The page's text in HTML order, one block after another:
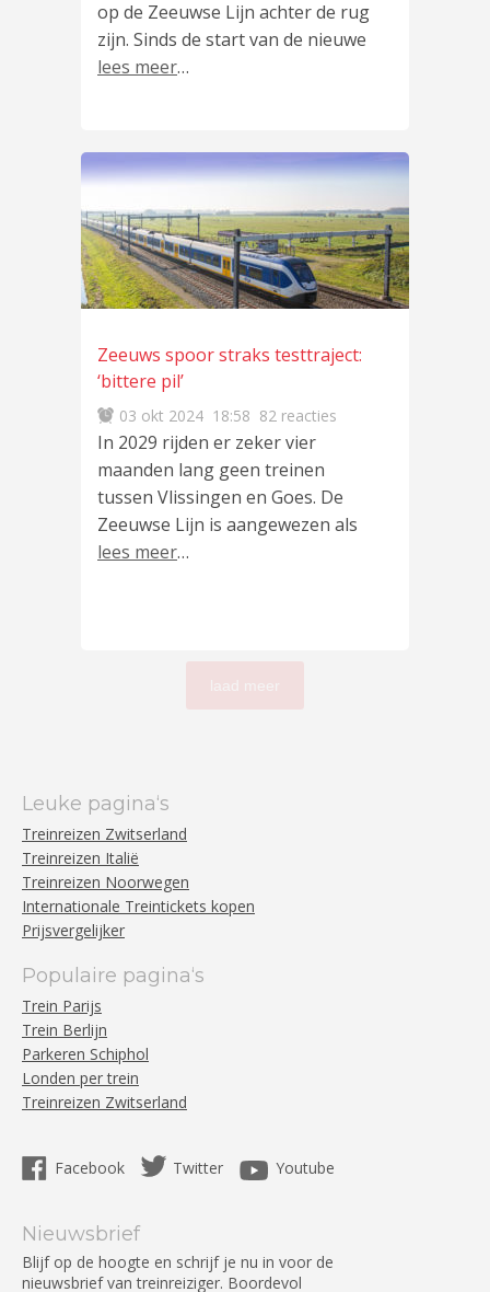
op de Zeeuwse Lijn achter de rug
zijn. Sinds de start van de nieuwe
lees meer…
Zeeuws spoor straks testtraject:
‘bittere pil’
03 okt 2024 18:58 82 reacties
In 2029 rijden er zeker vier
maanden lang geen treinen
tussen Vlissingen en Goes. De
Zeeuwse Lijn is aangewezen als
lees meer…
Leuke pagina‘s
Treinreizen Zwitserland
Treinreizen Italië
Treinreizen Noorwegen
Internationale Treintickets kopen
Prijsvergelijker
Populaire pagina‘s
Trein Parijs
Trein Berlijn
Parkeren Schiphol
Londen per trein
Treinreizen Zwitserland
Facebook Twitter Youtube
Nieuwsbrief
Blijf op de hoogte en schrijf je nu in voor de
nieuwsbrief van treinreiziger. Boordevol